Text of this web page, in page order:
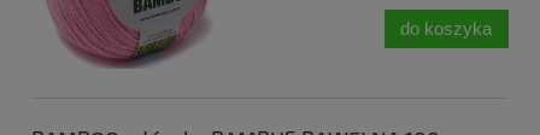
do koszyka